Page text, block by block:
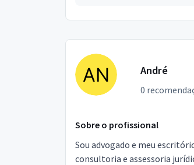
André
0
Sobre o profissional
Sou advogado e meu
consultoria e assessoria